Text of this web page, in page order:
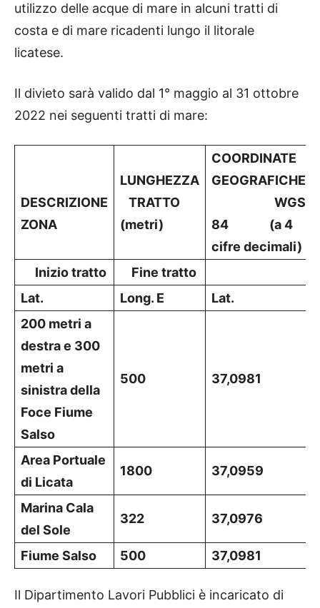
utilizzo delle acque di mare in alcuni tratti di
costa e di mare ricadenti lungo il litorale
licatese.
Il divieto sarà valido dal 1° maggio al 31 ottobre
2022 nei seguenti tratti di mare:
DESCRIZIONE
ZONA
LUNGHEZZA
TRATTO
(metri)
COORDINATE
GEOGRAFICHE
WGS
84
(a 4
cifre decimali)
Inizio tratto
Fine tratto
Lat.
Long. E Lat.
200 metri a
destra e 300
metri a
sinistra della
Foce Fiume
Salso
500 37,0981
Area Portuale
di Licata
1800 37,0959
Marina Cala
del Sole
322 37,0976
Fiume Salso 500 37,0981
Il Dipartimento Lavori Pubblici è incaricato di